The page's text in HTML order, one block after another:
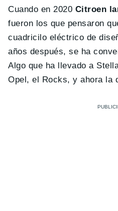
Cuando en 2020 Citroen
fueron los que pensaron
cuadricilo eléctrico de
años después, se ha
Algo que ha llevado a
Opel, el Rocks, y ahora la